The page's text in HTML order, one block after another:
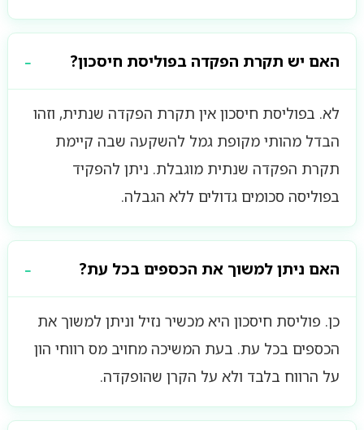
האם יש תקרת הפקדה בפוליסת חיסכון?
לא. בפוליסת חיסכון אין תקרת הפקדה שנתית, וזהו
הבדל מהותי מקופת גמל להשקעה שבה קיימת
תקרת הפקדה שנתית מוגבלת. ניתן להפקיד
בפוליסה סכומים גדולים ללא הגבלה.
האם ניתן למשוך את הכספים בכל עת?
כן. פוליסת חיסכון היא מכשיר נזיל וניתן למשוך את
הכספים בכל עת. בעת המשיכה מחויב מס רווחי הון
על הרווח בלבד ולא על הקרן שהופקדה.